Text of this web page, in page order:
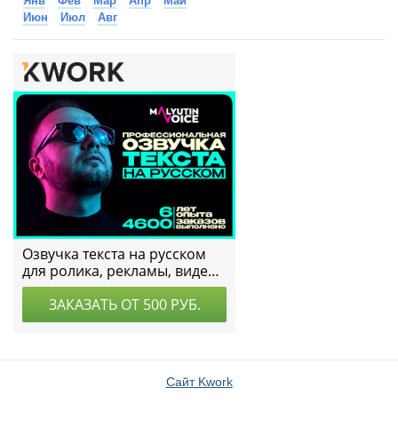
Июн
Июл Авг
Сайт Kwork